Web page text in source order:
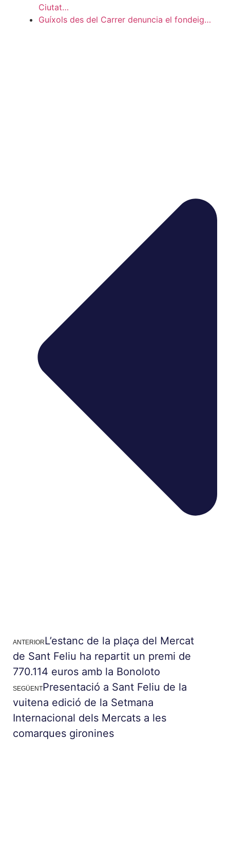
Ciutat…
Guíxols des del Carrer denuncia el fondeig…
ANTERIORL’estanc de la plaça del Mercat
de Sant Feliu ha repartit un premi de
770.114 euros amb la Bonoloto
SEGÜENTPresentació a Sant Feliu de la
vuitena edició de la Setmana
Internacional dels Mercats a les
comarques gironines